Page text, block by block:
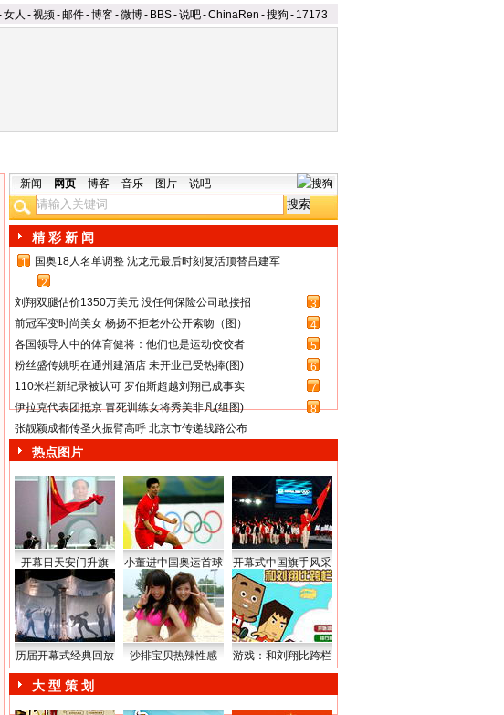
女人 -视频-邮件-博客-微博- BBS-说吧-ChinaRen -搜狗 - 17173
新闻 网页 博客 音乐 图片 说吧
精 彩 新 闻
1
国奥18人名单调整 沈龙元最后时刻复活顶替吕建军
2
刘翔双腿估价1350万美元 没任何保险公司敢接招
3
前冠军变时尚美女 杨扬不拒老外公开索吻（图）
4
各国领导人中的体育健将：他们也是运动佼佼者
5
粉丝盛传姚明在通州建酒店 未开业已受热捧(图)
6
110米栏新纪录被认可 罗伯斯超越刘翔已成事实
7
伊拉克代表团抵京 冒死训练女将秀美非凡(组图)
8
张靓颖成都传圣火振臂高呼 北京市传递线路公布
热点图片
开幕日天安门升旗 小董进中国奥运首球 开幕式中国旗手风采
历届开幕式经典回放 沙排宝贝热辣性感 游戏：和刘翔比跨栏
大 型 策 划